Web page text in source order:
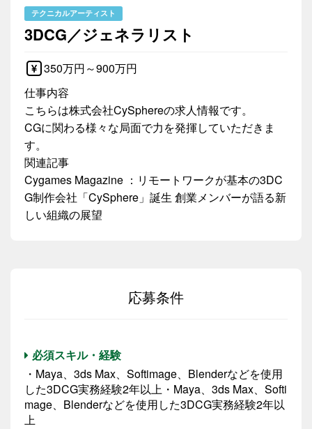
テクニカルアーティスト
3DCG／ジェネラリスト
350万円～900万円
仕事内容
こちらは株式会社CySphereの求人情報です。
CGに関わる様々な局面で力を発揮していただきま
す。
関連記事
Cygames Magazine ：リモートワークが基本の3DC
G制作会社「CySphere」誕生 創業メンバーが語る新
しい組織の展望
応募条件
必須スキル・経験
・Maya、3ds Max、Softimage、Blenderなどを使用
した3DCG実務経験2年以上・Maya、3ds Max、Softi
mage、Blenderなどを使用した3DCG実務経験2年以
上